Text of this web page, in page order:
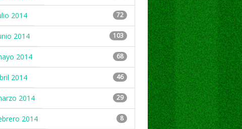
2014 72
2014 103
2014 68
2014 46
2014 29
2014 8